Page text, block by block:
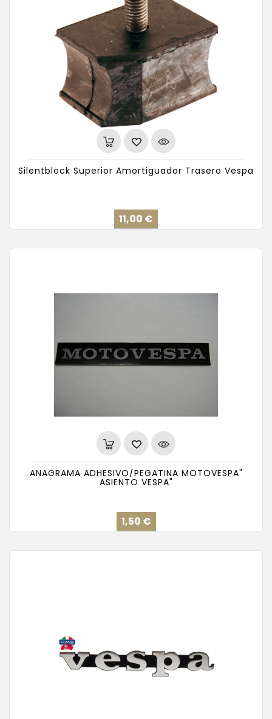
Silentblock Superior Amortiguador Trasero Vespa
11,00 €
ANAGRAMA ADHESIVO/PEGATINA MOTOVESPA"
ASIENTO VESPA"
1,50 €